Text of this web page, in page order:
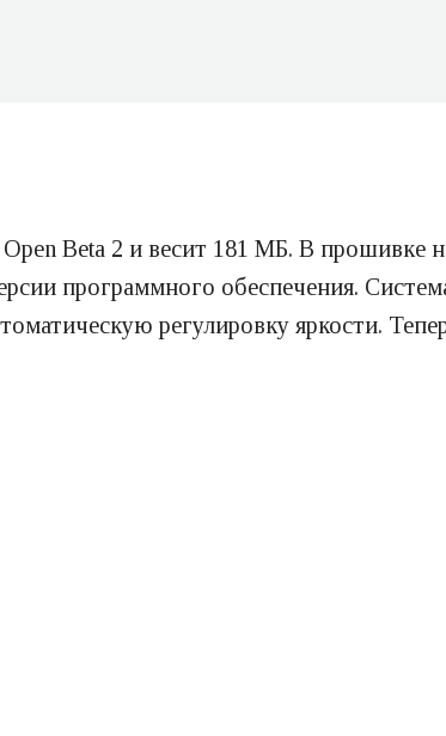
Beta 2 и весит 181 МБ. В прошивке
программного обеспечения.
регулировку яркости.